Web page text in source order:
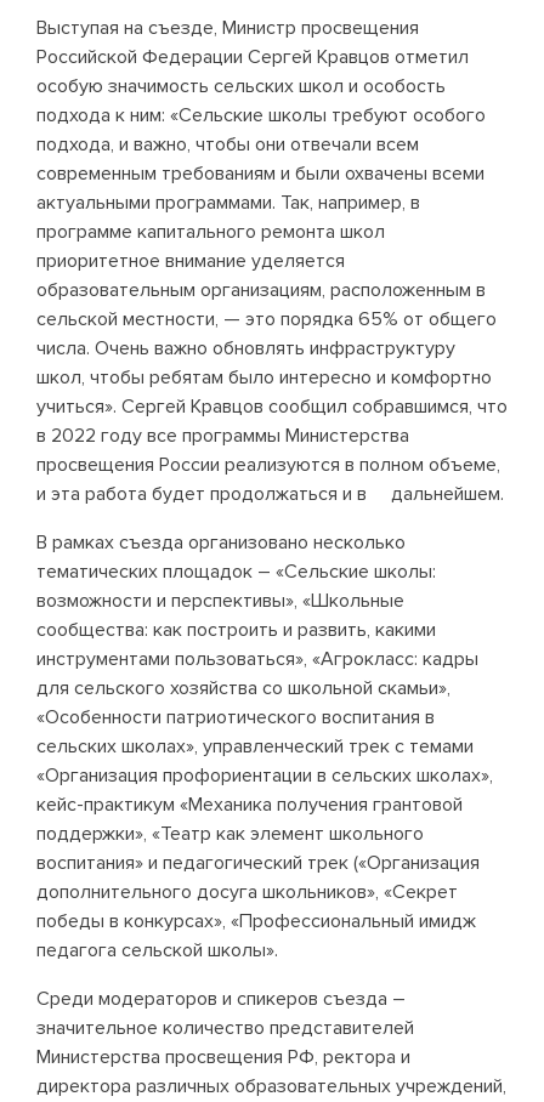
Выступая на съезде, Министр просвещения
Российской Федерации Сергей Кравцов отметил
особую значимость сельских школ и особость
подхода к ним: «Сельские школы требуют особого
подхода, и важно, чтобы они отвечали всем
современным требованиям и были охвачены всеми
актуальными программами. Так, например, в
программе капитального ремонта школ
приоритетное внимание уделяется
образовательным организациям, расположенным в
сельской местности, — это порядка 65% от общего
числа. Очень важно обновлять инфраструктуру
школ, чтобы ребятам было интересно и комфортно
учиться». Сергей Кравцов сообщил собравшимся, что
в 2022 году все программы Министерства
просвещения России реализуются в полном объеме,
и эта работа будет продолжаться и в дальнейшем.
В рамках съезда организовано несколько
тематических площадок – «Сельские школы:
возможности и перспективы», «Школьные
сообщества: как построить и развить, какими
инструментами пользоваться», «Агрокласс: кадры
для сельского хозяйства со школьной скамьи»,
«Особенности патриотического воспитания в
сельских школах», управленческий трек с темами
«Организация профориентации в сельских школах»,
кейс-практикум «Механика получения грантовой
поддержки», «Театр как элемент школьного
воспитания» и педагогический трек («Организация
дополнительного досуга школьников», «Секрет
победы в конкурсах», «Профессиональный имидж
педагога сельской школы».
Среди модераторов и спикеров съезда –
значительное количество представителей
Министерства просвещения РФ, ректора и
директора различных образовательных учреждений,